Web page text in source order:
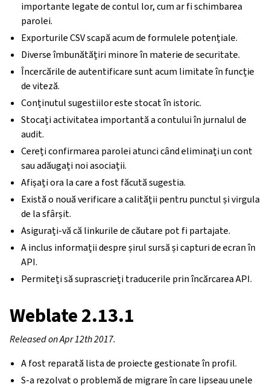
importante legate de contul lor, cum ar fi schimbarea
parolei.
Exporturile CSV scapă acum de formulele potențiale.
Diverse îmbunătățiri minore în materie de securitate.
Încercările de autentificare sunt acum limitate în funcție
de viteză.
Conținutul sugestiilor este stocat în istoric.
Stocați activitatea importantă a contului în jurnalul de
audit.
Cereți confirmarea parolei atunci când eliminați un cont
sau adăugați noi asociații.
Afișați ora la care a fost făcută sugestia.
Există o nouă verificare a calității pentru punctul și virgula
de la sfârșit.
Asigurați-vă că linkurile de căutare pot fi partajate.
A inclus informații despre șirul sursă și capturi de ecran în
API.
Permiteți să suprascrieți traducerile prin încărcarea API.
Weblate 2.13.1
Released on Apr 12th 2017.
A fost reparată lista de proiecte gestionate în profil.
S-a rezolvat o problemă de migrare în care lipseau unele